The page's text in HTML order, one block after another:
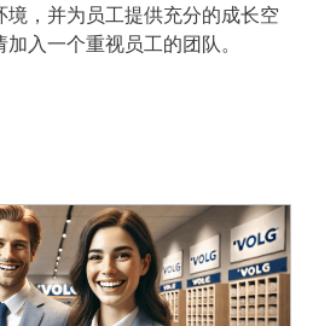
，并为员工提供充分的成长空
入一个重视员工的团队。